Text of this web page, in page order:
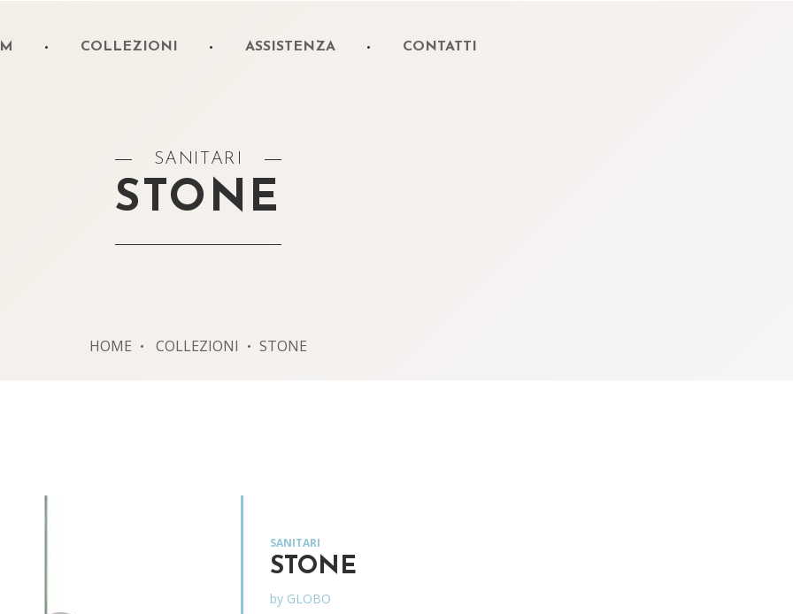
COLLEZIONI ASSISTENZA CONTATTI
SANITARI
STONE
HOME COLLEZIONI STONE
SANITARI
STONE
by GLOBO